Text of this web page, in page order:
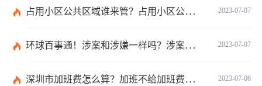
2023-07-07
占用小区公共区域谁来管？占用小区公共区域违法吗？
2023-07-07
环球百事通！涉案和涉嫌一样吗？涉案金额多少可以立案？
2023-07-06
深圳市加班费怎么算？加班不给加班费应该怎么办？